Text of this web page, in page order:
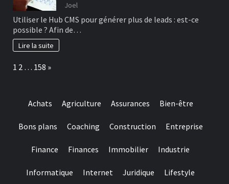
Joel
Utiliser le Hub CMS pour générer plus de leads : est-ce
possible ? Afin de…
Lire la suite
Page:
1 2 … 158 Next
»
Achats Agriculture Assurances Bien-être
Bons plans Coaching Construction Entreprise
Finance Finances Immobilier Industrie
Informatique Internet Juridique Lifestyle